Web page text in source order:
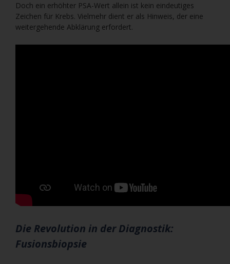
Doch ein erhöhter PSA-Wert allein ist kein eindeutiges
Zeichen für Krebs. Vielmehr dient er als Hinweis, der eine
weitergehende Abklärung erfordert.
Die Revolution in der Diagnostik:
Fusionsbiopsie